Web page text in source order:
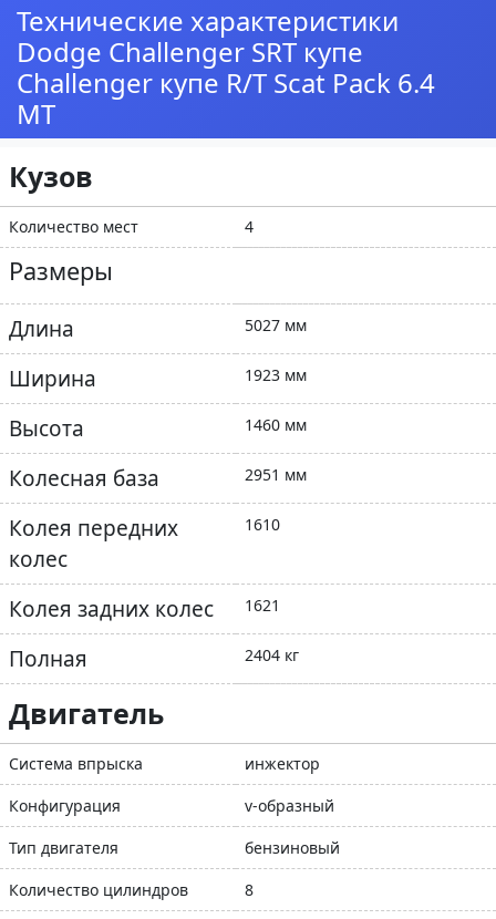
Технические характеристики
Dodge Challenger SRT купе
Challenger купе R/T Scat Pack 6.4
MT
Кузов
Количество мест 4
Размеры
Длина 5027 мм
Ширина 1923 мм
Высота 1460 мм
Колесная база 2951 мм
Колея передних
колес
1610
Колея задних колес 1621
Полная 2404 кг
Двигатель
Система впрыска
инжектор
Конфигурация
v-образный
Тип двигателя
бензиновый
Количество цилиндров
8